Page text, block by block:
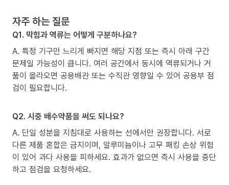
자주 하는 질문
Q1. 막힘과 역류는 어떻게 구분하나요?
A. 특정 기구만 느리게 빠지면 해당 지점 또는 즉시 아래 구간
문제일 가능성이 큽니다. 여러 공간에서 동시에 역류되거나 거
품이 올라오면 공용배관 또는 수직관 영향일 수 있어 공용부 점
검이 필요합니다.
Q2. 시중 배수약품을 써도 되나요?
A. 단일 성분을 지침대로 사용하는 선에서만 권장합니다. 서로
다른 제품 혼합은 금지이며, 알루미늄이나 고무 패킹 손상 위험
이 있어 과다 사용을 피하세요. 효과가 없으면 즉시 사용을 중단
하고 점검을 요청하세요.